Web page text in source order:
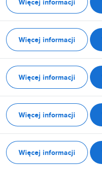
Więcej informacji
Więcej informacji
Więcej informacji
Więcej informacji
Więcej informacji